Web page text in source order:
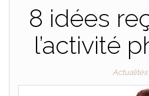
8 idées
l’activité
Actualités